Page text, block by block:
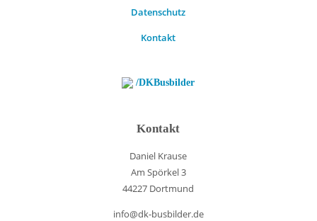
Datenschutz
Kontakt
/DKBusbilder
Kontakt
Daniel Krause
Am Spörkel 3
44227 Dortmund
info@dk-busbilder.de